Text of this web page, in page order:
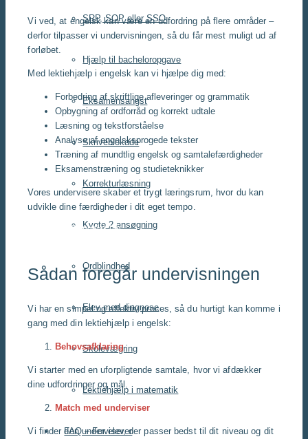
SRP, SOP eller SSO
Hjælp til bacheloropgave
Eksamensangst
Skriveblokade
Korrekturlæsning
Kvote 2 ansøgning
Ordblindhed
Elev med diagnose
Skolevægring
Lektiehjælp i matematik
FAQ – For elever
Vi ved, at engelsk kan være en udfordring på flere områder –
derfor tilpasser vi undervisningen, så du får mest muligt ud af
forløbet.
Med lektiehjælp i engelsk kan vi hjælpe dig med:
Forbedring af skriftlige afleveringer og grammatik
Opbygning af ordforråd og korrekt udtale
Læsning og tekstforståelse
Analyse af engelsksprogede tekster
Træning af mundtlig engelsk og samtalefærdigheder
Eksamenstræning og studieteknikker
Vores undervisere skaber et trygt læringsrum, hvor du kan
udvikle dine færdigheder i dit eget tempo.
Få hjælp til engelsk her
Sådan foregår undervisningen
Vi har en simpel og effektiv proces, så du hurtigt kan komme i
gang med din lektiehjælp i engelsk:
Behovsafklaring
Vi starter med en uforpligtende samtale, hvor vi afdækker
dine udfordringer og mål.
Match med underviser
Vi finder den underviser, der passer bedst til dit niveau og dit